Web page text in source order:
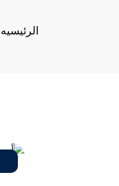
الرئيسيه